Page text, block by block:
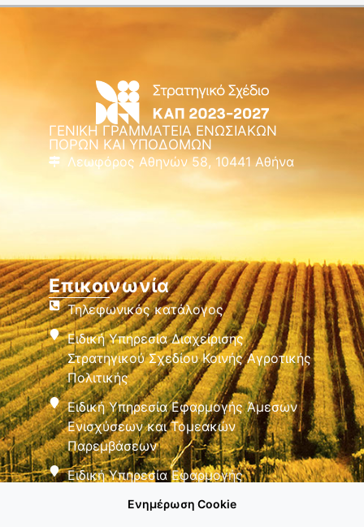
ΓΕΝΙΚΗ ΓΡΑΜΜΑΤΕΙΑ ΕΝΩΣΙΑΚΩΝ
ΠΟΡΩΝ ΚΑΙ ΥΠΟΔΟΜΩΝ
Λεωφόρος Αθηνών 58, 10441 Αθήνα
Επικοινωνία
Τηλεφωνικός κατάλογος
Ειδική Υπηρεσία Διαχείρισης
Στρατηγικού Σχεδίου Κοινής Αγροτικής
Πολιτικής
Ειδική Υπηρεσία Εφαρμογής Άμεσων
Ενισχύσεων και Τομεακών
Παρεμβάσεων
Ειδική Υπηρεσία Εφαρμογής
Ενημέρωση Cookie